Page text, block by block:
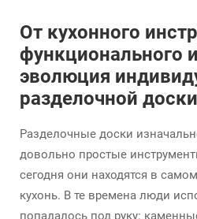
От кухонного
функционального
эволюция
разделочной доски
Разделочные доски
довольно простые
сегодня они находятся в
кухонь. В те времена люди
попадалось под руку: